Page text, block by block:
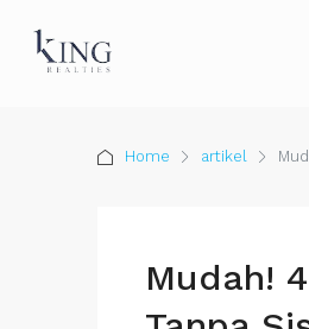
Home artikel
Mudah!